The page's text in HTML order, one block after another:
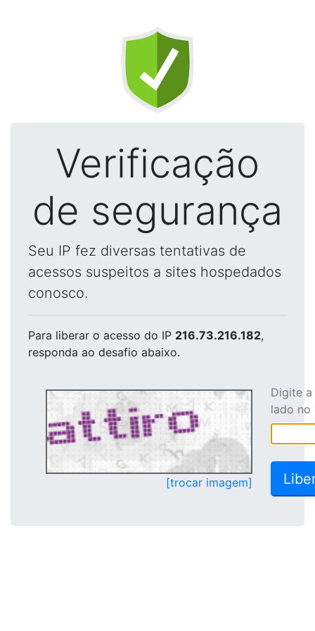
Verificação
de segurança
Seu IP fez diversas tentativas de
acessos suspeitos a sites hospedados
conosco.
Para liberar o acesso do IP 216.73.216.182,
responda ao desafio abaixo.
[trocar imagem]
Digite
lado no